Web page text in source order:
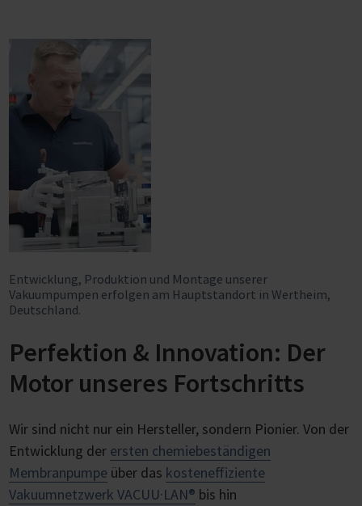
Entwicklung, Produktion und Montage unserer
Vakuumpumpen erfolgen am Hauptstandort in Wertheim,
Deutschland.
Perfektion & Innovation: Der
Motor unseres Fortschritts
Wir sind nicht nur ein Hersteller, sondern Pionier. Von der
Entwicklung der ersten chemiebeständigen
Membranpumpe über das kosteneffiziente
Vakuumnetzwerk VACUU·LAN® bis hin